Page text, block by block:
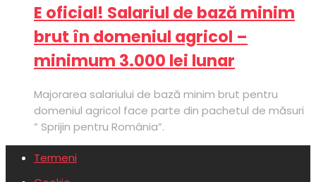
E oficial! Salariul de bază minim
brut în domeniul agricol –
minimum 3.000 lei lunar
Majorarea salariului de bază minim brut pentru
domeniul agricol face parte din pachetul de măsuri
” Sprijin pentru România”.
Termeni